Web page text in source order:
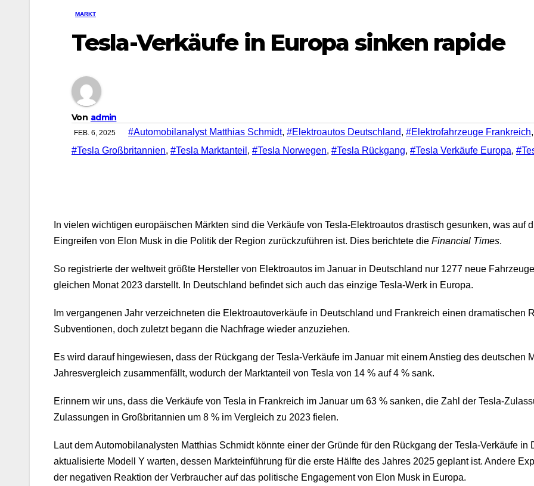
MARKT
Tesla-Verkäufe in Europa sinken rapide
Von admin
FEB. 6, 2025 #Automobilanalyst Matthias Schmidt, #Elektroautos Deutschland, #Elektrofahrzeuge Frankreich
#Tesla Großbritannien, #Tesla Marktanteil , #Tesla Norwegen, #Tesla Rückgang, #Tesla Verkäufe Europa,
In vielen wichtigen europäischen Märkten sind die Verkäufe von Tesla-Elektroautos drastisch gesunken, was auf
Eingreifen von Elon Musk in die Politik der Region zurückzuführen ist. Dies berichtete die Financial Times.
So registrierte der weltweit größte Hersteller von Elektroautos im Januar in Deutschland nur 1277 neue
gleichen Monat 2023 darstellt. In Deutschland befindet sich auch das einzige Tesla-Werk in Europa.
Im vergangenen Jahr verzeichneten die Elektroautoverkäufe in Deutschland und Frankreich einen dramatischen
Subventionen, doch zuletzt begann die Nachfrage wieder anzuziehen.
Es wird darauf hingewiesen, dass der Rückgang der Tesla-Verkäufe im Januar mit einem Anstieg des deutschen
Jahresvergleich zusammenfällt, wodurch der Marktanteil von Tesla von 14 % auf 4 % sank.
Erinnern wir uns, dass die Verkäufe von Tesla in Frankreich im Januar um 63 % sanken, die Zahl der Tesla-
Zulassungen in Großbritannien um 8 % im Vergleich zu 2023 fielen.
Laut dem Automobilanalysten Matthias Schmidt könnte einer der Gründe für den Rückgang der Tesla-Verkäufe
aktualisierte Modell Y warten, dessen Markteinführung für die erste Hälfte des Jahres 2025 geplant ist. Andere
der negativen Reaktion der Verbraucher auf das politische Engagement von Elon Musk in Europa.